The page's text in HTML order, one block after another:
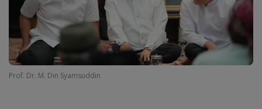
Prof. Dr. M. Din Syamsuddin